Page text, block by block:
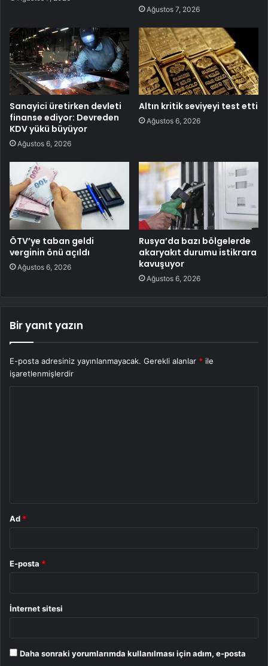
Ağustos 7, 2026
Sanayici üretirken devleti
finanse ediyor: Devreden
KDV yükü büyüyor
Ağustos 6, 2026
Altın kritik seviyeyi test etti
Ağustos 6, 2026
ÖTV’ye taban geldi
verginin önü açıldı
Ağustos 6, 2026
Rusya’da bazı bölgelerde
akaryakıt durumu istikrara
kavuşuyor
Ağustos 6, 2026
Bir yanıt yazın
E-posta adresiniz yayınlanmayacak. Gerekli alanlar * ile
işaretlenmişlerdir
Ad *
E-posta *
İnternet sitesi
Daha sonraki yorumlarımda kullanılması için adım, e-posta